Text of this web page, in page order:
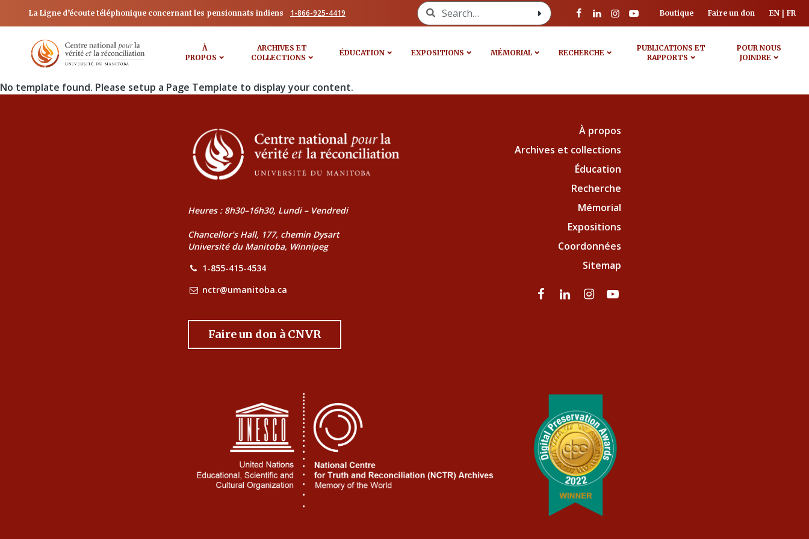
La Ligne d’écoute téléphonique concernant les pensionnats indiens 1-866-925-4419 Search for: Boutique Faire un don EN FR
À
PROPOS
ARCHIVES ET
COLLECTIONS
ÉDUCATION EXPOSITIONS MÉMORIAL RECHERCHE
PUBLICATIONS ET
RAPPORTS
POUR NOUS
JOINDRE
No template found. Please setup a Page Template to display your content.
Heures : 8h30–16h30, Lundi – Vendredi
Chancellor’s Hall, 177, chemin Dysart
Université du Manitoba, Winnipeg
1-855-415-4534
nctr@umanitoba.ca
Faire un don à CNVR
À propos
Archives et collections
Éducation
Recherche
Mémorial
Expositions
Coordonnées
Sitemap